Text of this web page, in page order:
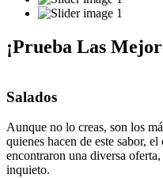
¡Prueba Las
Salados
Aunque no lo creas, son los
quienes hacen de este sabor,
encontraron una diversa
inquieto.